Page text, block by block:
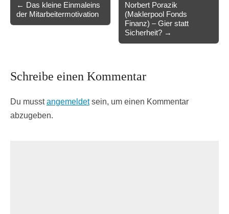
navigation
← Das kleine Einmaleins
der Mitarbeitermotivation
Norbert Porazik
(Maklerpool Fonds
Finanz) – Gier statt
Sicherheit? →
Schreibe einen Kommentar
Du musstangemeldetsein, um einen Kommentar
abzugeben.